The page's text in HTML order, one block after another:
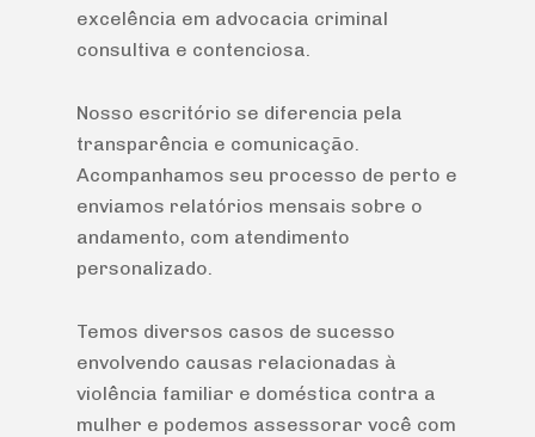
excelência em advocacia criminal
consultiva e contenciosa.
Nosso escritório se diferencia pela
transparência e comunicação.
Acompanhamos seu processo de perto e
enviamos relatórios mensais sobre o
andamento, com atendimento
personalizado.
Temos diversos casos de sucesso
envolvendo causas relacionadas à
violência familiar e doméstica contra a
mulher e podemos assessorar você com